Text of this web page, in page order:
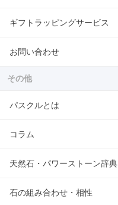
ギフトラッピングサービス
お問い合わせ
その他
パスクルとは
コラム
天然石・パワーストーン辞典
石の組み合わせ・相性